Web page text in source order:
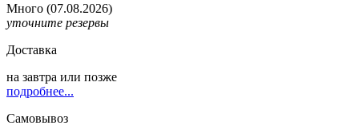
Много (07.08.2026)
уточните резервы
Доставка
на завтра или позже
подробнее...
Самовывоз